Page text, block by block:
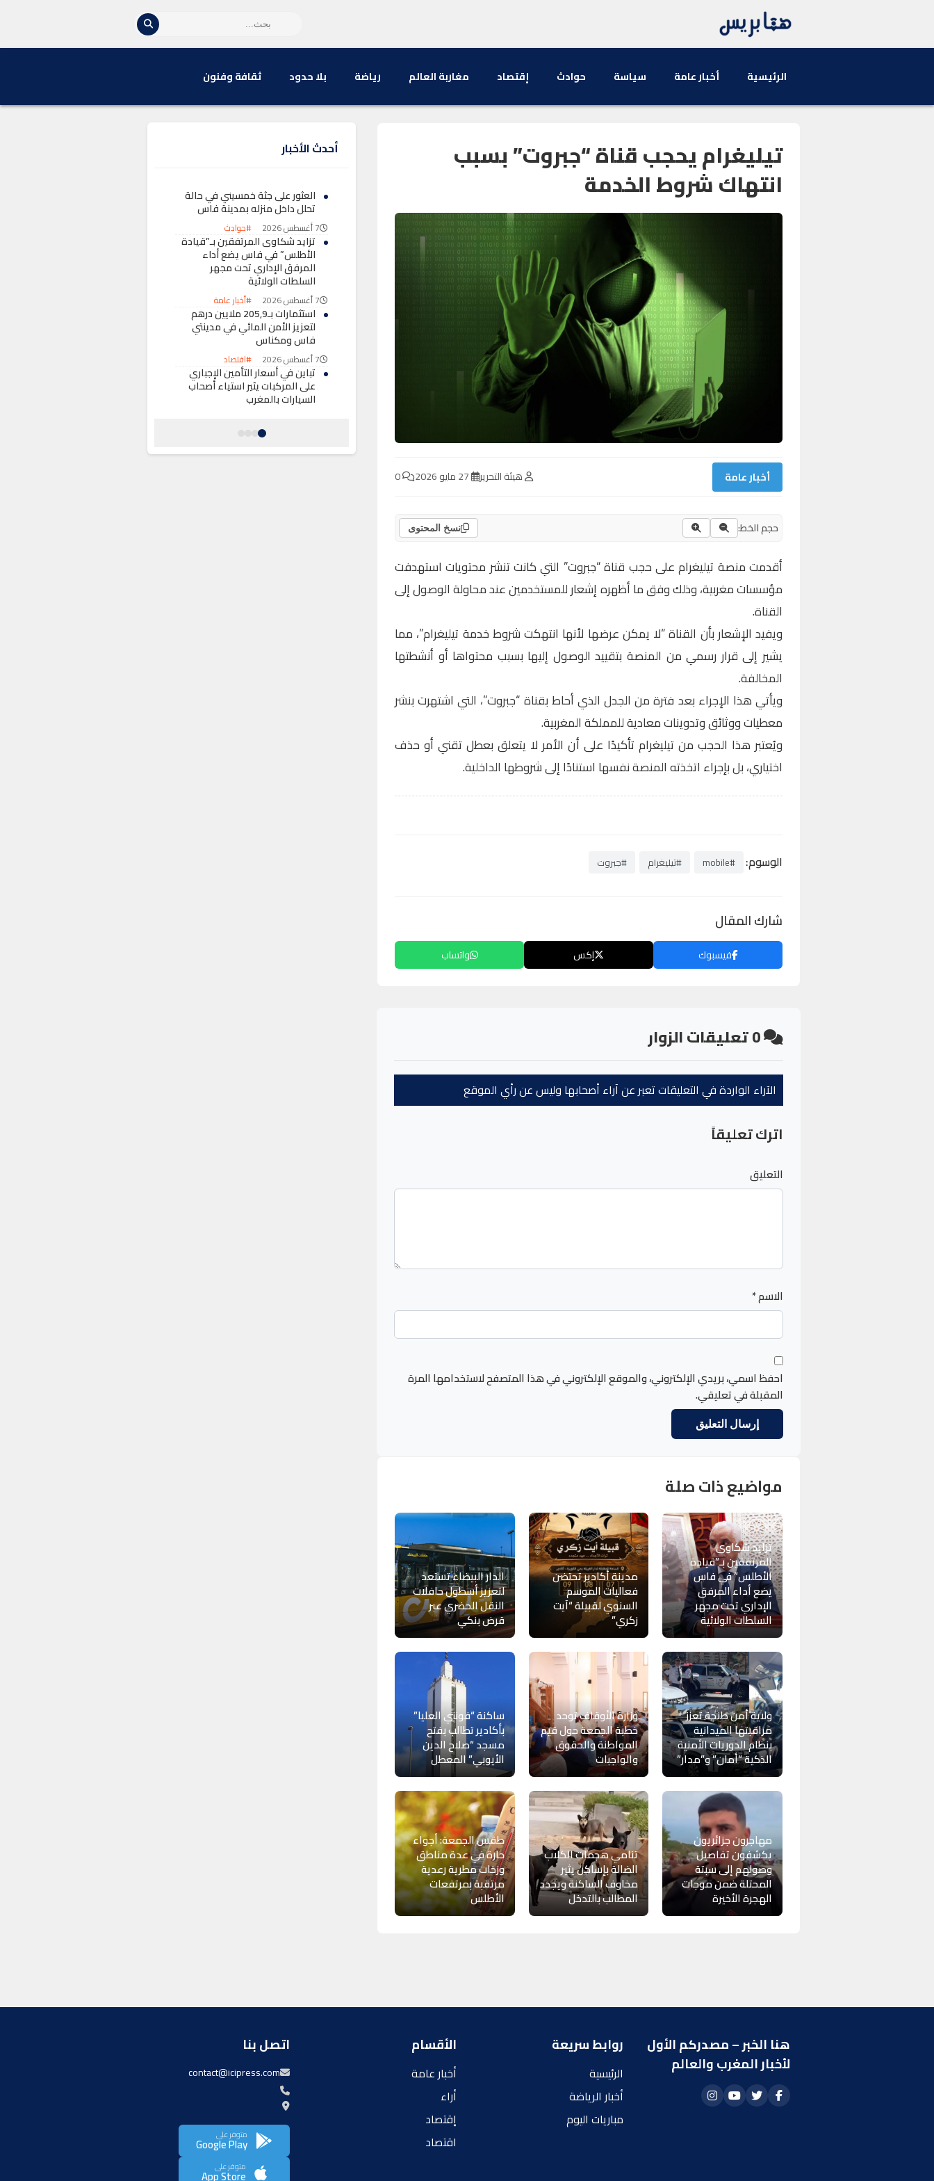
الرئيسية أخبار عامة سياسة حوادث إقتصاد مغاربة العالم رياضة بلا حدود ثقافة وفنون
تيليغرام يحجب قناة “جبروت” بسبب
انتهاك شروط الخدمة
أخبار عامة هيئة التحرير
حجم الخط: نسخ المحتوى
أقدمت منصة تيليغرام على حجب قناة “جبروت” التي كانت تنشر محتويات استهدفت
مؤسسات مغربية، وذلك وفق ما أظهره إشعار للمستخدمين عند محاولة الوصول إلى
القناة.
ويفيد الإشعار بأن القناة “لا يمكن عرضها لأنها انتهكت شروط خدمة تيليغرام”، مما
يشير إلى قرار رسمي من المنصة بتقييد الوصول إليها بسبب محتواها أو أنشطتها
المخالفة.
ويأتي هذا الإجراء بعد فترة من الجدل الذي أحاط بقناة “جبروت”، التي اشتهرت بنشر
معطيات ووثائق وتدوينات معادية للمملكة المغربية.
ويُعتبر هذا الحجب من تيليغرام تأكيدًا على أن الأمر لا يتعلق بعطل تقني أو حذف
اختياري، بل بإجراء اتخذته المنصة نفسها استنادًا إلى شروطها الداخلية.
الوسوم: #mobile #تيليغرام #جبروت
شارك المقال
فيسبوك إكس واتساب
0تعليقات الزوار
الآراء الواردة في التعليقات تعبر عن آراء أصحابها وليس عن رأي الموقع
اترك تعليقاً
التعليق
الاسم*
احفظ اسمي، بريدي الإلكتروني، والموقع الإلكتروني في هذا المتصفح لاستخدامها المرة
المقبلة في تعليقي.
مواضيع ذات صلة
تزايد شكاوى
المرتفقين بـ”قيادة
الأطلس” في فاس
يضع أداء المرفق
الإداري تحت مجهر
السلطات الولائية
مدينة أكادير تحتضن
فعاليات الموسم
السنوي لقبيلة “آيت
زكري”
الدار البيضاء تستعد
لتعزيز أسطول حافلات
النقل الحضري عبر
قرض بنكي
ولاية أمن طنجة تعزز
مراقبتها الميدانية
بنظام الدوريات الأمنية
الذكية “أمان” و”مدار”
وزارة الأوقاف توحد
خطبة الجمعة حول قيم
المواطنة والحقوق
والواجبات
ساكنة “فونتي العليا”
بأكادير تطالب بفتح
مسجد “صلاح الدين
الأيوبي” المعطل
مهاجرون جزائريون
يكشفون تفاصيل
وصولهم إلى سبتة
المحتلة ضمن موجات
الهجرة الأخيرة
تنامي هجمات الكلاب
الضالة بإساكن يثير
مخاوف الساكنة ويجدد
المطالب بالتدخل
طقس الجمعة: أجواء
حارة في عدة مناطق
وزخات مطرية رعدية
مرتقبة بمرتفعات
الأطلس
أحدث الأخبار
العثور على جثة خمسيني في حالة
تحلل داخل منزله بمدينة فاس
7 أغسطس 2026 #حوادث
تزايد شكاوى المرتفقين بـ”قيادة
الأطلس” في فاس يضع أداء
المرفق الإداري تحت مجهر
السلطات الولائية
7 أغسطس 2026 #أخبار عامة
استثمارات بـ205,9 ملايين درهم
لتعزيز الأمن المائي في مدينتي
فاس ومكناس
7 أغسطس 2026 #اقتصاد
تباين في أسعار التأمين الإجباري
على المركبات يثير استياء أصحاب
السيارات بالمغرب
غرق مركب للصيد الساحلي بسواحل
هنا الخبر – مصدركم الأول
لأخبار المغرب والعالم
روابط سريعة
الرئيسية
أخبار الرياضة
مباريات اليوم
الأقسام
أخبار عامة
أراء
إقتصاد
اقتصاد
اتصل بنا
contact@icipress.com
متوفر على
Google Play
متوفر على
App Store